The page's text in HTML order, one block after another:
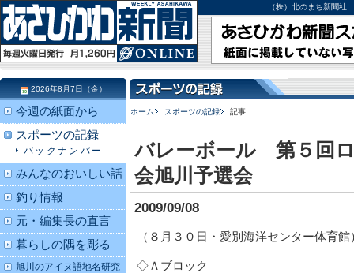
（株）北のまち新聞
ホーム スポーツの記録 記事
バレーボール 第５回
会旭川予選会
2009/09/08
（８月３０日・愛別海洋センター体育館
◇Ａブロック
2026年8月7日（金）
今週の紙面から
スポーツの記録
バックナンバー
みんなのおいしい話
釣り情報
元・編集長の直言
暮らしの隅を彫る
旭川のアイヌ語地名研究